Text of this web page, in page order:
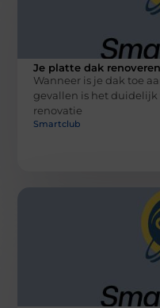
Je platte dak renoveren
Wanneer is je dak toe
gevallen is het
renovatie
Smartclub